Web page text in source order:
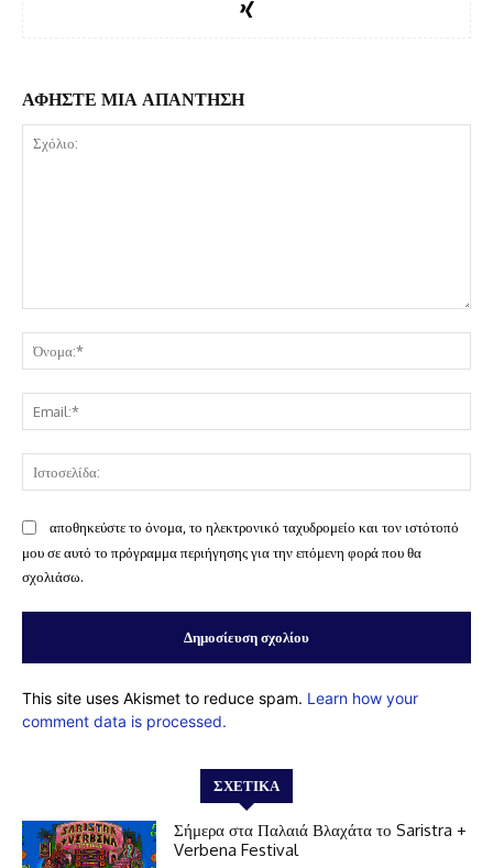
ΑΦΗΣΤΕ ΜΙΑ ΑΠΑΝΤΗΣΗ
αποθηκεύστε το όνομα, το ηλεκτρονικό ταχυδρομείο και τον ιστότοπό
μου σε αυτό το πρόγραμμα περιήγησης για την επόμενη φορά που θα
σχολιάσω.
This site uses Akismet to reduce spam. Learn how your
comment data is processed.
ΣΧΕΤΙΚΆ
Σήμερα στα Παλαιά Βλαχάτα το Saristra +
Verbena Festival